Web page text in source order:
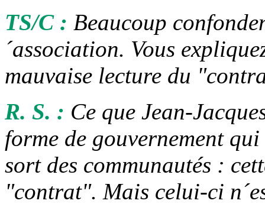
TS/C : Beaucoup
´association. Vous
mauvaise lecture du
R. S. : Ce que Jean-
forme de gouvernement
sort des communautés :
"contrat". Mais celui-ci